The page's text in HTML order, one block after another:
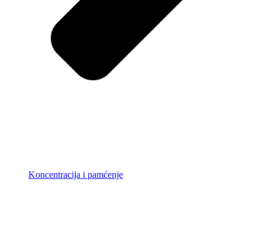
Koncentracija i pamćenje